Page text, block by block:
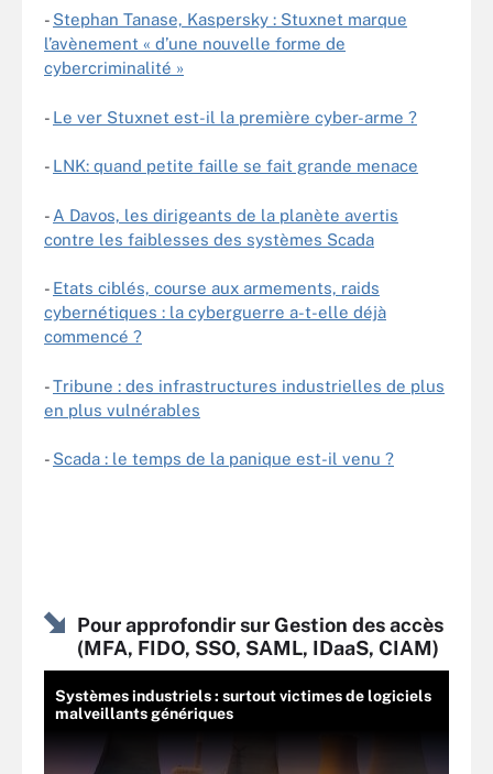
- Stephan Tanase, Kaspersky : Stuxnet marque
l’avènement « d’une nouvelle forme de
cybercriminalité »
- Le ver Stuxnet est-il la première cyber-arme ?
- LNK: quand petite faille se fait grande menace
- A Davos, les dirigeants de la planète avertis
contre les faiblesses des systèmes Scada
- Etats ciblés, course aux armements, raids
cybernétiques : la cyberguerre a-t-elle déjà
commencé ?
-Tribune : des infrastructures industrielles de plus
en plus vulnérables
- Scada : le temps de la panique est-il venu ?
Pour approfondir sur Gestion des accès
(MFA, FIDO, SSO, SAML, IDaaS, CIAM)
Systèmes industriels : surtout victimes de logiciels
malveillants génériques